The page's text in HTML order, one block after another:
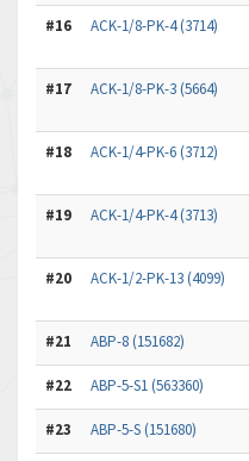
#16 ACK-1/8-PK-4 (3714)
#17 ACK-1/8-PK-3 (5664)
#18 ACK-1/4-PK-6 (3712)
#19 ACK-1/4-PK-4 (3713)
#20 ACK-1/2-PK-13 (4099)
#21 ABP-8 (151682)
#22 ABP-5-S1 (563360)
#23 ABP-5-S (151680)